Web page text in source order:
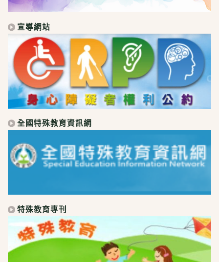
宣導網站
全國特殊教育資訊網
特殊教育專刊